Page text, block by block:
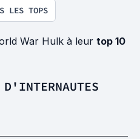
LES TOPS
War Hulk à leur top 10